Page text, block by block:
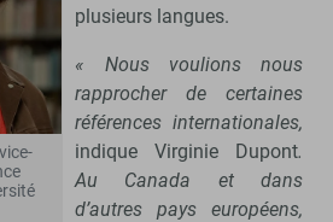
plusieurs langues.
« Nous voulions nous
rapprocher de certaines
références internationales,
indique Virginie Dupont.
Au Canada et dans
d’autres pays européens,